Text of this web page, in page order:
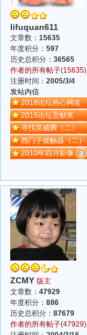
lifuquan611
文章数： 15635
年度积分： 597
历史总积分： 36565
作者的所有帖子(15635)
注册时间： 2005/3/4
发站内信
2018论坛热心网友
2015论坛贡献奖
寻找英威腾（二）
西门子接触器（二）
2010年四月影像
ZCMY 版主
文章数： 47929
年度积分： 886
历史总积分： 87679
作者的所有帖子(47929)